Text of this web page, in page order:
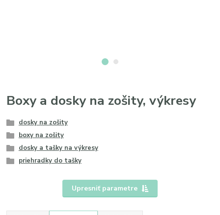
Boxy a dosky na zošity, výkresy
dosky na zošity
boxy na zošity
dosky a tašky na výkresy
priehradky do tašky
Upresniť parametre